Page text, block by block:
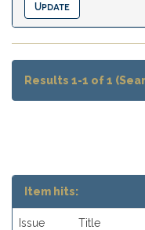
Results 1-1 of 1
Item hits:
Issue
Title